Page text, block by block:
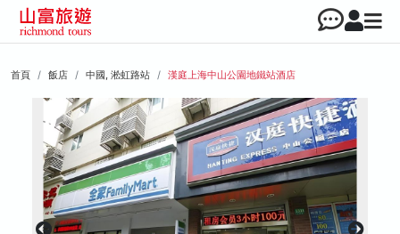
首頁 飯店 中國, 淞虹路站 漢庭上海中山公園地鐵站酒店